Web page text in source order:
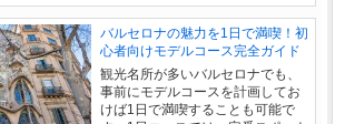
バルセロナの魅力を1日で満喫！初
心者向けモデルコース完全ガイド
観光名所が多いバルセロナでも、
事前にモデルコースを計画してお
けば1日で満喫することも可能で